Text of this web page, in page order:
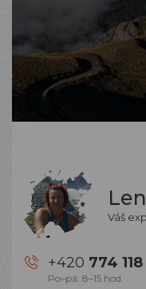
Váš
+420 774
Po–pá: 8–15 hod.